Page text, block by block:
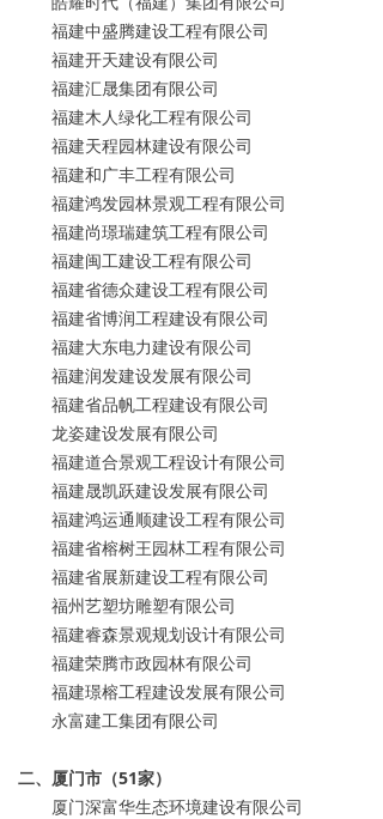
福建中盛腾建设工程有限公司
福建开天建设有限公司
福建汇晟集团有限公司
福建木人绿化工程有限公司
福建天程园林建设有限公司
福建和广丰工程有限公司
福建鸿发园林景观工程有限公司
福建尚璟瑞建筑工程有限公司
福建闽工建设工程有限公司
福建省德众建设工程有限公司
福建省博润工程建设有限公司
福建大东电力建设有限公司
福建润发建设发展有限公司
福建省品帆工程建设有限公司
龙姿建设发展有限公司
福建道合景观工程设计有限公司
福建晟凯跃建设发展有限公司
福建鸿运通顺建设工程有限公司
福建省榕树王园林工程有限公司
福建省展新建设工程有限公司
福州艺塑坊雕塑有限公司
福建睿森景观规划设计有限公司
福建荣腾市政园林有限公司
福建璟榕工程建设发展有限公司
永富建工集团有限公司
二、厦门市（51家）
厦门深富华生态环境建设有限公司